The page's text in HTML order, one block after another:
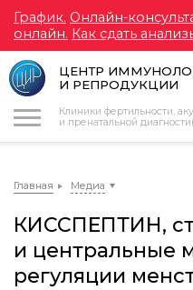
График. Онлайн-
онлайн. Как сдать
ЦЕНТР
И РЕПРОДУКЦИИ
Клиники фертильности,
и пренатальной
Главная Медиа
КИССПЕПТИН,
и центральные
регуляции